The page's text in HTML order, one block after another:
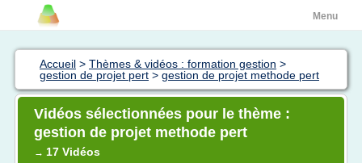
Menu
Accueil > Thèmes & vidéos : formation gestion >
gestion de projet pert > gestion de projet methode pert
Vidéos sélectionnées pour le thème :
gestion de projet methode pert
→ 17 Vidéos